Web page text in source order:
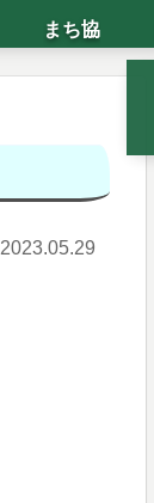
まち協
2023.05.29